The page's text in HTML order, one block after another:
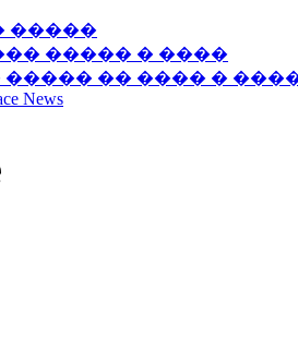
�����
����� � ����
�� ���� �
News